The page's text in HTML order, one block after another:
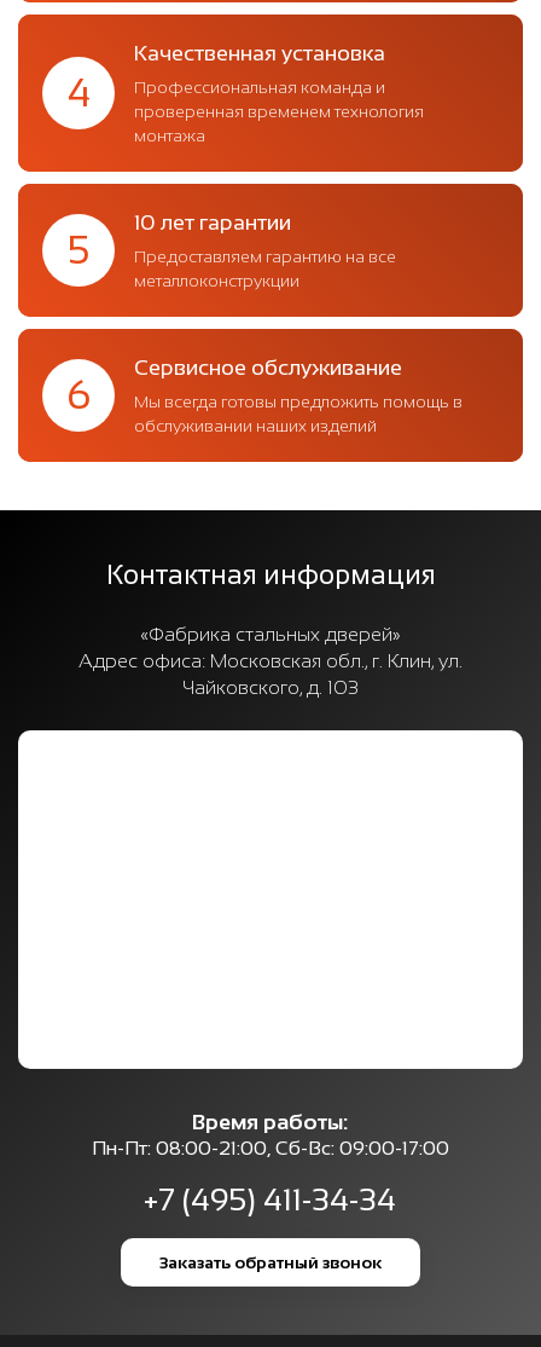
4
Качественная установка
Профессиональная команда и
проверенная временем технология
монтажа
5
10 лет гарантии
Предоставляем гарантию на все
металлоконструкции
6
Сервисное обслуживание
Мы всегда готовы предложить помощь в
обслуживании наших изделий
Контактная информация
«Фабрика стальных дверей»
Адрес офиса: Московская обл., г. Клин, ул.
Чайковского, д. 103
Время работы:
Пн-Пт: 08:00-21:00, Сб-Вс: 09:00-17:00
+7 (495) 411-34-34
Заказать обратный звонок